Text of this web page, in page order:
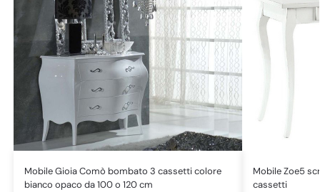
Mobile Gioia Comò bombato 3 cassetti colore
bianco opaco da 100 o 120 cm
Mobile Zoe5
cassetti